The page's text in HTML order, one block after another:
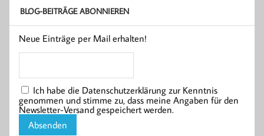
BLOG-BEITRÄGE ABONNIEREN
Neue Einträge per Mail erhalten!
Ich habe die Datenschutzerklärung zur Kenntnis
genommen und stimme zu, dass meine Angaben für den
Newsletter-Versand gespeichert werden.